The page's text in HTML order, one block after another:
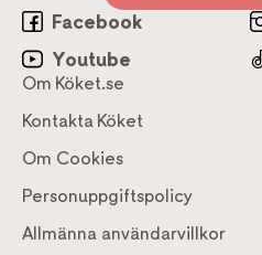
Facebook
Youtube
Om Köket.se
Kontakta Köket
Om Cookies
Personuppgiftspolicy
Allmänna användarvillkor